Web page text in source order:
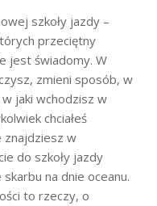
szkoły jazdy –
przeciętny
jest świadomy. W
zmieni sposób, w
jaki wchodzisz w
chciałeś
znajdziesz w
do szkoły jazdy
na dnie oceanu.
to rzeczy, o